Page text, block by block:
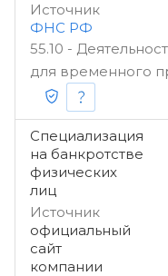
Источник
ФНС РФ
55.10 -
для временного
Специализация
на банкротстве
физических
лиц
Источник
официальный
сайт
компании